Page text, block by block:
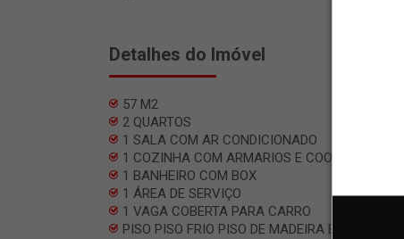
Detalhes do Imóvel
57 M2
2 QUARTOS
1 SALA COM AR CONDICIONADO
1 COZINHA COM ARMARIOS E COOKTOP
1 BANHEIRO COM BOX
1 ÁREA DE SERVIÇO
1 VAGA COBERTA PARA CARRO
PISO PISO FRIO PISO DE MADEIRA E GESSO